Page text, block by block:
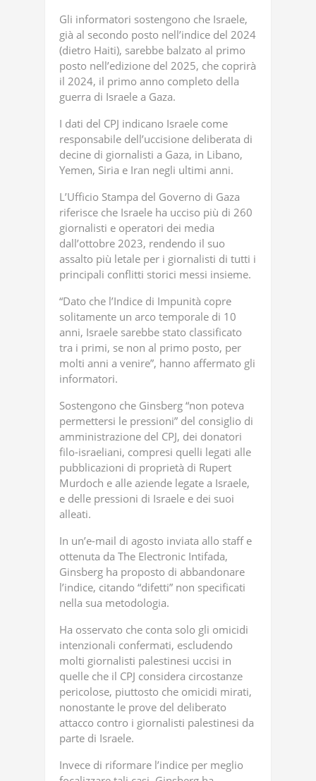
Gli informatori sostengono che Israele,
già al secondo posto nell’indice del 2024
(dietro Haiti), sarebbe balzato al primo
posto nell’edizione del 2025, che coprirà
il 2024, il primo anno completo della
guerra di Israele a Gaza.
I dati del CPJ indicano Israele come
responsabile dell’uccisione deliberata di
decine di giornalisti a Gaza, in Libano,
Yemen, Siria e Iran negli ultimi anni.
L’Ufficio Stampa del Governo di Gaza
riferisce che Israele ha ucciso più di 260
giornalisti e operatori dei media
dall’ottobre 2023, rendendo il suo
assalto più letale per i giornalisti di tutti i
principali conflitti storici messi insieme.
“Dato che l’Indice di Impunità copre
solitamente un arco temporale di 10
anni, Israele sarebbe stato classificato
tra i primi, se non al primo posto, per
molti anni a venire”, hanno affermato gli
informatori.
Sostengono che Ginsberg “non poteva
permettersi le pressioni” del consiglio di
amministrazione del CPJ, dei donatori
filo-israeliani, compresi quelli legati alle
pubblicazioni di proprietà di Rupert
Murdoch e alle aziende legate a Israele,
e delle pressioni di Israele e dei suoi
alleati.
In un’e-mail di agosto inviata allo staff e
ottenuta da The Electronic Intifada,
Ginsberg ha proposto di abbandonare
l’indice, citando “difetti” non specificati
nella sua metodologia.
Ha osservato che conta solo gli omicidi
intenzionali confermati, escludendo
molti giornalisti palestinesi uccisi in
quelle che il CPJ considera circostanze
pericolose, piuttosto che omicidi mirati,
nonostante le prove del deliberato
attacco contro i giornalisti palestinesi da
parte di Israele.
Invece di riformare l’indice per meglio